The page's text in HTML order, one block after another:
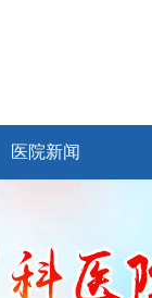
医院新闻